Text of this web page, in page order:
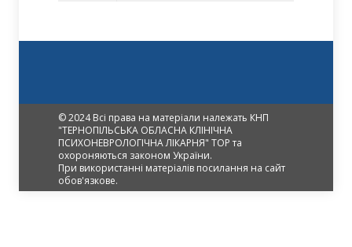
© 2024 Всі права на матеріали належать КНП
"ТЕРНОПІЛЬСЬКА ОБЛАСНА КЛІНІЧНА
ПСИХОНЕВРОЛОГІЧНА ЛІКАРНЯ" ТОР та
охороняються законом України.
При використанні матеріалів посилання на сайт
обов'язкове.